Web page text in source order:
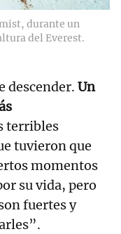
durante un
del Everest.
descender. Un
terribles
tuvieron que
momentos
su vida, pero
fuertes y